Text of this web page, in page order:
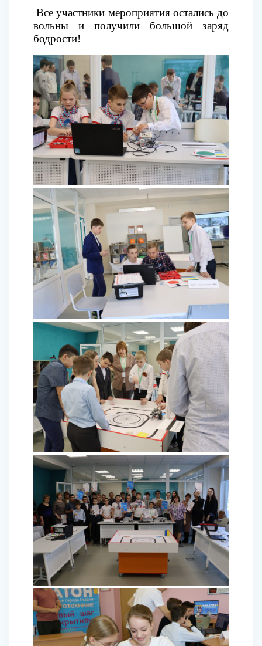
Все участники мероприятия остались до
вольны и получили большой заряд
бодрости!